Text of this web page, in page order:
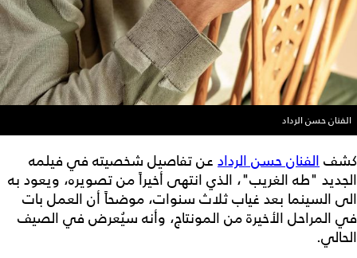
الفنان حسن الرداد
كشف الفنان حسن الرداد عن تفاصيل شخصيته في فيلمه
الجديد "طه الغريب"، الذي انتهى أخيراً من تصويره، ويعود به
الى السينما بعد غياب ثلاث سنوات، موضحاً أن العمل بات
في المراحل الأخيرة من المونتاج، وأنه سيُعرض في الصيف
الحالي.